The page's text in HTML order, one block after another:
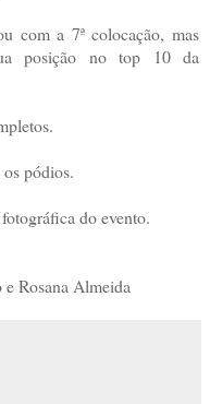
com a 7ª colocação, mas
posição no top 10 da
pódios.
do evento.
Rosana Almeida